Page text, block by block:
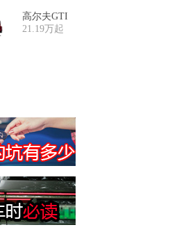
高尔夫GTI
21.19万起